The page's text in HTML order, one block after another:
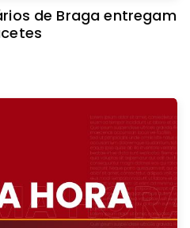
de Braga entregam